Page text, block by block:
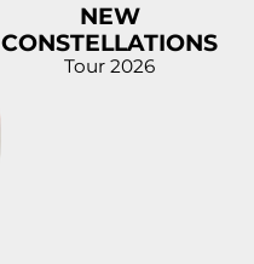
NEW
CONSTELLATIONS
Tour 2026